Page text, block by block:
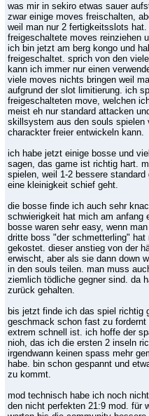
was mir in sekiro etwas sauer
zwar einige moves freischalten,
weil man nur 2 fertigkeitsslots
freigeschaltete moves reinziehen
ich bin jetzt am berg kongo und
freigeschaltet. sprich von den
kann ich immer nur einen
viele moves nichts bringen weil
aufgrund der slot limitierung. ich
freigeschalteten move, welchen
meist eh nur standard attacken
skillsystem aus den souls spielen
charackter freier entwickeln kann.
ich habe jetzt einige bosse und
sagen, das game ist richtig hart.
spielen, weil 1-2 bessere
eine kleinigkeit schief geht.
die bosse finde ich auch sehr
schwierigkeit hat mich am anfang
bosse waren sehr easy, wenn
dritte boss "der schmetterling"
gekostet. dieser anstieg von der
erwischt, aber als sie dann down
in den souls teilen. man muss
ziemlich tödliche gegner sind. da
zurück gehalten.
bis jetzt finde ich das spiel richtig
geschmack schon fast zu
extrem schnell ist. ich hoffe der
nioh, das ich die ersten 2 inseln
irgendwann keinen spass mehr
habe. bin schon gespannt und
zu kommt.
mod technisch habe ich noch
den nicht perfekten 21:9 mod. für